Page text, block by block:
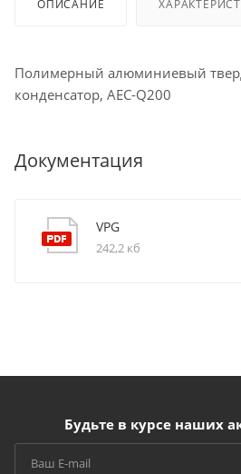
ОПИСАНИЕ
Полимерный алюминиевый
конденсатор, AEC-Q200
Документация
VPG
242,2 кб
Будьте в курсе наших